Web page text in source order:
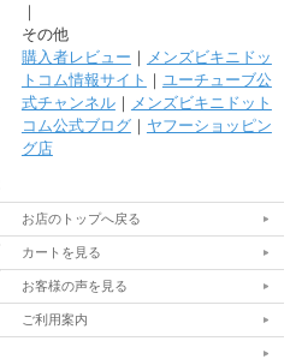
｜
その他
購入者レビュー ｜ メンズビキニドッ
トコム情報サイト ｜ ユーチューブ公
式チャンネル｜ メンズビキニドット
コム公式ブログ｜ ヤフーショッピン
グ店
お店のトップへ戻る
カートを見る
お客様の声を見る
ご利用案内